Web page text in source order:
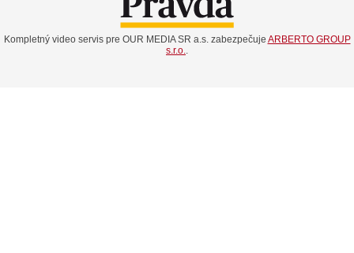
Kompletný video servis pre OUR MEDIA SR a.s. zabezpečuje ARBERTO GROUP
s.r.o.